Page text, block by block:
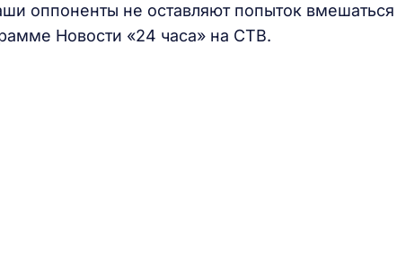
оппоненты не оставляют попыток вмешаться
Новости «24 часа» на СТВ.